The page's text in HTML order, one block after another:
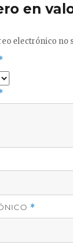
en
electrónico no
*